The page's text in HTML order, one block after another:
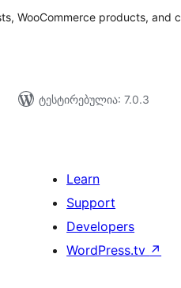
WooCommerce products, and
ტესტირებულია: 7.0.3
Learn
Support
Developers
WordPress.tv ↗